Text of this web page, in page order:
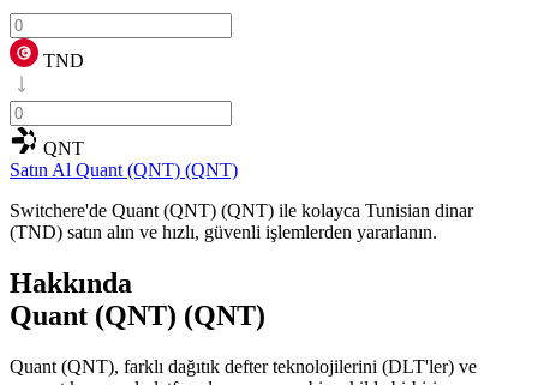
TND
QNT
Satın Al Quant (QNT) (QNT)
Switchere'de Quant (QNT) (QNT) ile kolayca Tunisian dinar
(TND) satın alın ve hızlı, güvenli işlemlerden yararlanın.
Hakkında
Quant (QNT) (QNT)
Quant (QNT), farklı dağıtık defter teknolojilerini (DLT'ler) ve